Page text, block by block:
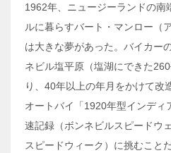
1962年、ニュージーランドの南
ルに暮らすバート・マンロー（
は大きな夢があった。バイカー
ネビル塩平原（塩湖にできた
り、40年以上の年月をかけて改
オートバイ「1920年型インディ
速記録（ボンネビルスピードウ
スピードウィーク）に挑むこと